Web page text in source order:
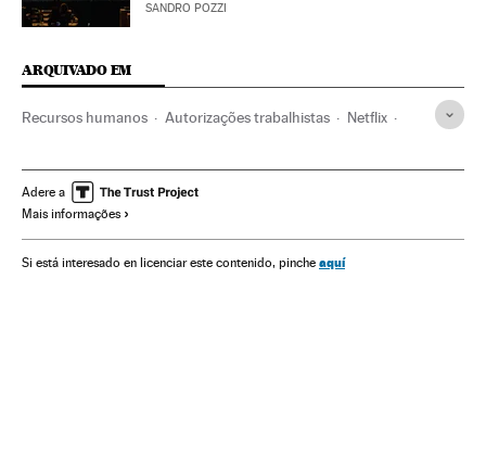
SANDRO POZZI
ARQUIVADO EM
Recursos humanos Autorizações trabalhistas Netflix
Sociedade Plataformas digitales
Meios comunicação
Comunicação Comunicações
Adere a
Mais informações
Si está interesado en licenciar este contenido, pinche aquí